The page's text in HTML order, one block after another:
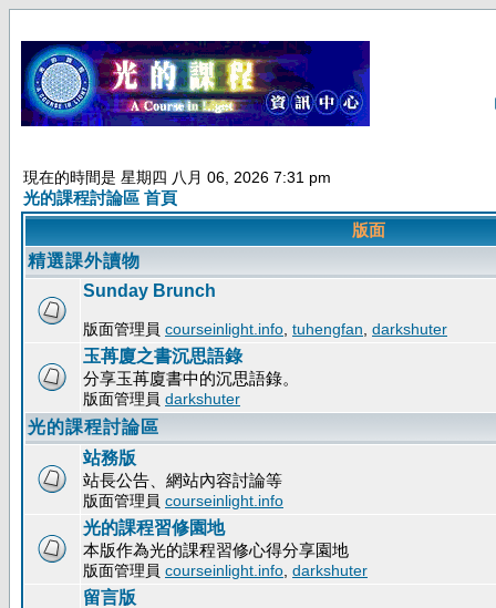
現在的時間是 星期四 八月 06, 2026 7:31 pm
光的課程討論區 首頁
版面
精選課外讀物
Sunday Brunch
版面管理員 courseinlight.info tuhengfan darkshuter
玉苒廈之書沉思語錄
分享玉苒廈書中的沉思語錄。
版面管理員 darkshuter
光的課程討論區
站務版
站長公告、網站內容討論等
版面管理員 courseinlight.info
光的課程習修園地
本版作為光的課程習修心得分享園地
版面管理員 courseinlight.info darkshuter
留言版